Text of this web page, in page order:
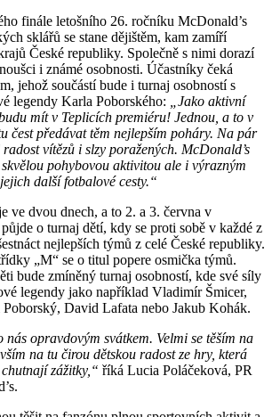
finále letošního 26. ročníku McDonald’s
sklářů se stane dějištěm, kam zamíří
České republiky. Společně s nimi dorazí
i známé osobnosti. Účastníky čeká
jehož součástí bude i turnaj osobností s
legendy Karla Poborského:
„Jako aktivní
mít v Teplicích premiéru! Jednou, a to v
čest předávat těm nejlepším poháry. Na pár
vítězů i slzy poražených. McDonald’s
pohybovou aktivitou ale i výrazným
další fotbalové cesty.“
ve dvou dnech, a to 2. a 3. června v
o turnaj dětí, kdy se proti sobě v každé z
nejlepších týmů z celé České republiky.
„M“ se o titul popere osmička týmů.
bude zmíněný turnaj osobností, kde své síly
legendy jako například Vladimír Šmicer,
David Lafata nebo Jakub Kohák.
nás opravdovým svátkem. Velmi se těším na
na tu čirou dětskou radost ze hry, která
zážitky,“ říká Lucia Poláčeková, PR